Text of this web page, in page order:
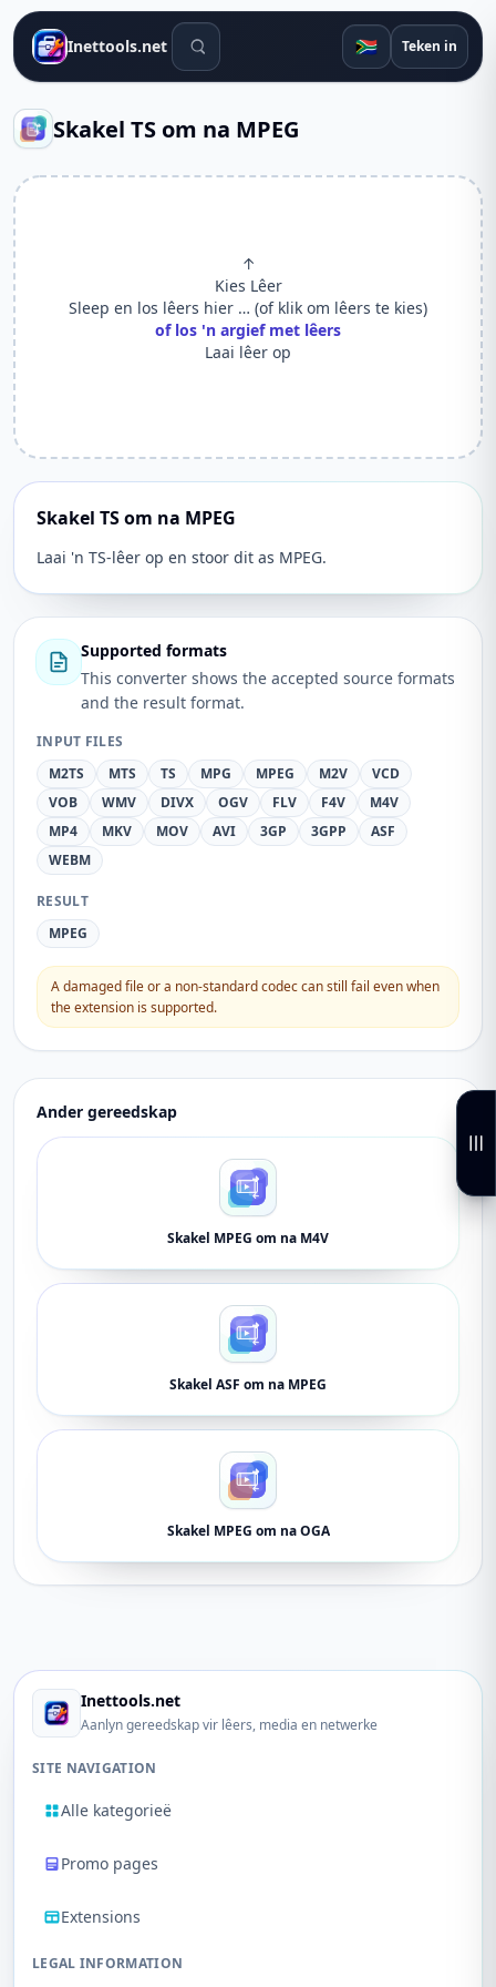
Inettools.net Soek gereedskap 🇿🇦 Teken in
Skakel TS om na MPEG
↑
Kies Lêer
Sleep en los lêers hier … (of klik om lêers te kies)
of los 'n argief met lêers
Laai lêer op
Skakel TS om na MPEG
Laai 'n TS-lêer op en stoor dit as MPEG.
Supported formats
This converter shows the accepted source formats
and the result format.
INPUT FILES
M2TS
MTS TS MPG MPEG M2V
VCD
VOB
WMV DIVX OGV FLV F4V
M4V
MP4
MKV MOV AVI 3GP 3GPP
ASF
WEBM
RESULT
MPEG
A damaged file or a non-standard codec can still fail even when
the extension is supported.
Ander gereedskap
Skakel MPEG om na M4V
Skakel ASF om na MPEG
Skakel MPEG om na OGA
Inettools.net
Aanlyn gereedskap vir lêers, media en netwerke
SITE NAVIGATION
Alle kategorieë
Promo pages
Extensions
LEGAL INFORMATION